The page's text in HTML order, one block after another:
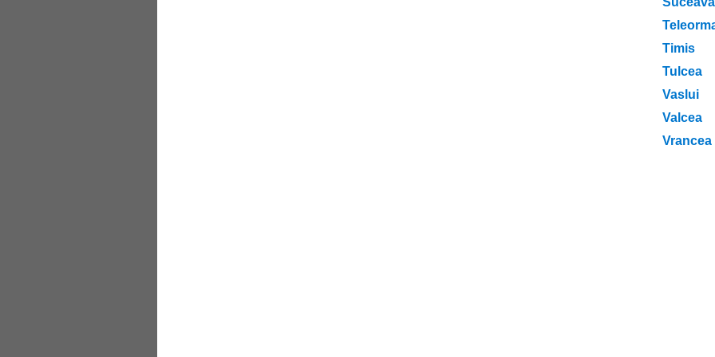
Timis
Tulcea
Vaslui
Valcea
Vrancea